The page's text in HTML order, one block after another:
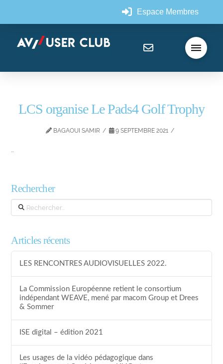
Espace Membres
LCS organise Le Pads4 Golf Trophy
BAGAOUI SAMIR 9 SEPTEMBRE 2021
Rechercher
Search
Articles récents
LES RENCONTRES AUDIOVISUELLES 2022.
La Commission Européenne retient le consortium
indépendant WEAVE, mené par macom Group et Drees
& Sommer
ISE digital – édition 2021
Les usages de la vidéo pédagogique dans